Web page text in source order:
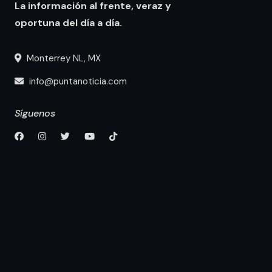
La información al frente, veraz y
oportuna del día a día.
Monterrey NL, MX
info@puntanoticia.com
Síguenos